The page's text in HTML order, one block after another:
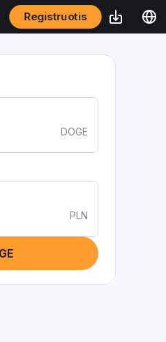
Registruotis
DOGE
PLN